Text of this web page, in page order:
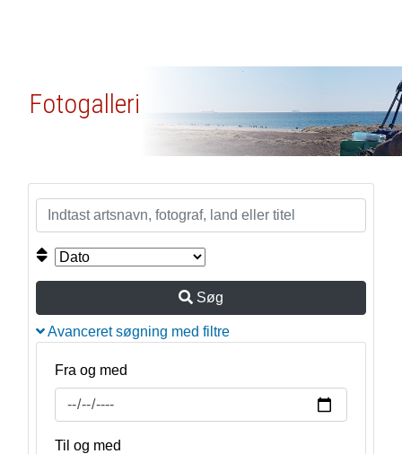
Fotogalleri
Søg
Avanceret søgning med filtre
Fra og med
Til og med